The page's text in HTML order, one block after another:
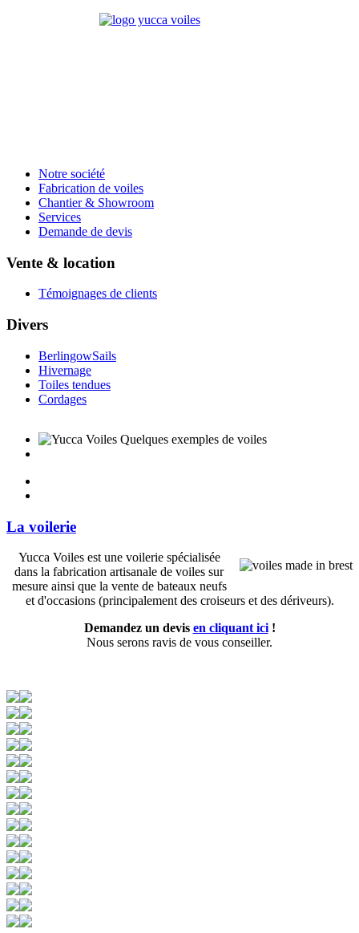
Notre société
Fabrication de voiles
Chantier & Showroom
Services
Demande de devis
Vente & location
Témoignages de clients
Divers
BerlingowSails
Hivernage
Toiles tendues
Cordages
La voilerie
Yucca Voiles est une voilerie spécialisée
dans la fabrication artisanale de voiles sur
mesure ainsi que la vente de bateaux neufs
et d'occasions (principalement des croiseurs et des dériveurs).
Demandez un devis en cliquant ici!
Nous serons ravis de vous conseiller.